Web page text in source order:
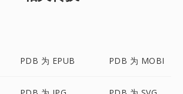
PDB 为 EPUB PDB 为 MOBI